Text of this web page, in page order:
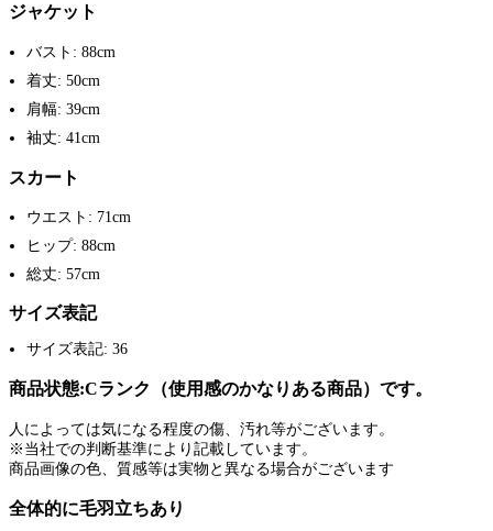
ジャケット
バスト: 88cm
着丈: 50cm
肩幅: 39cm
袖丈: 41cm
スカート
ウエスト: 71cm
ヒップ: 88cm
総丈: 57cm
サイズ表記
サイズ表記: 36
商品状態:Cランク（使用感のかなりある商品）です。
人によっては気になる程度の傷、汚れ等がございます。
※当社での判断基準により記載しています。
商品画像の色、質感等は実物と異なる場合がございます
全体的に毛羽立ちあり